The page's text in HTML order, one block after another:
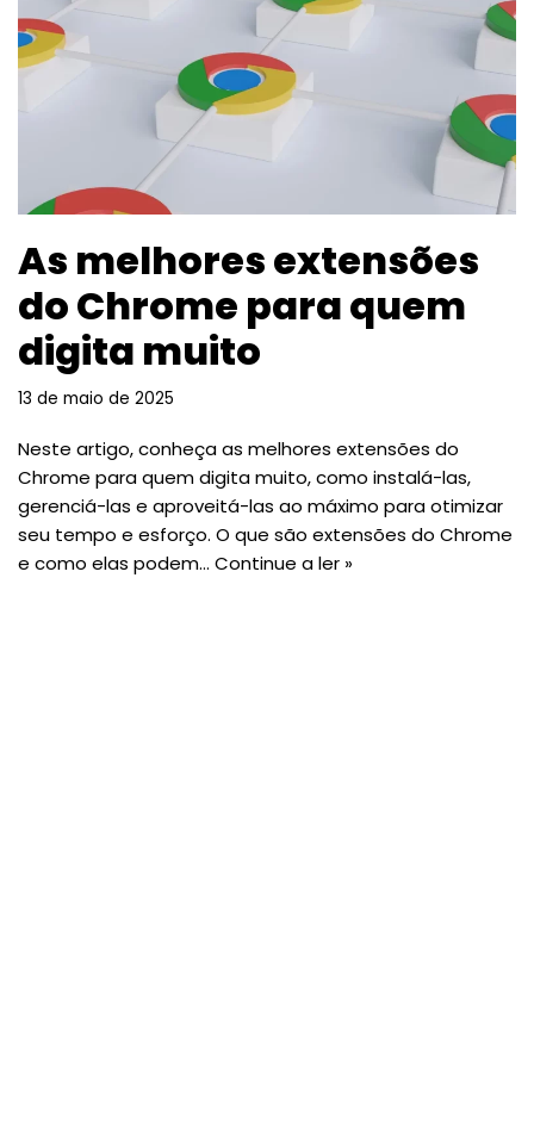
As melhores extensões
do Chrome para quem
digita muito
13 de maio de 2025
Neste artigo, conheça as melhores extensões do
Chrome para quem digita muito, como instalá-las,
gerenciá-las e aproveitá-las ao máximo para otimizar
seu tempo e esforço. O que são extensões do Chrome
e como elas podem… Continue a ler »